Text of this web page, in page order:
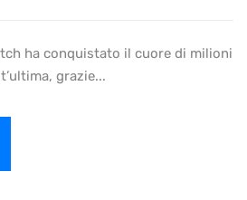
ha conquistato il cuore di milioni
grazie...